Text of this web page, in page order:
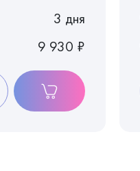
3 дня
9 930 ₽